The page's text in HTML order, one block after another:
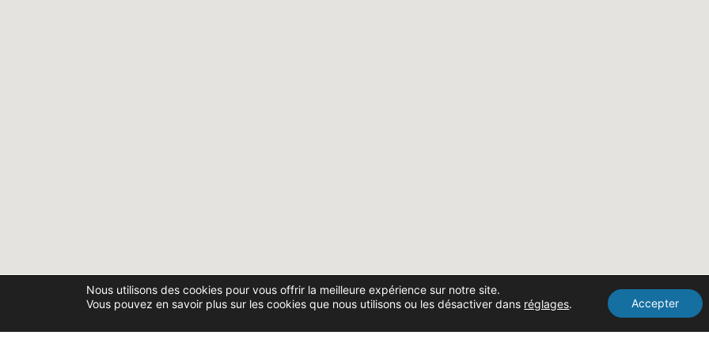
Nous utilisons des cookies pour vous offrir la meilleure expérience sur notre site.
Vous pouvez en savoir plus sur les cookies que nous utilisons ou les désactiver dans réglages. Accepter